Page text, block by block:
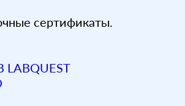
сертификаты.
LABQUEST